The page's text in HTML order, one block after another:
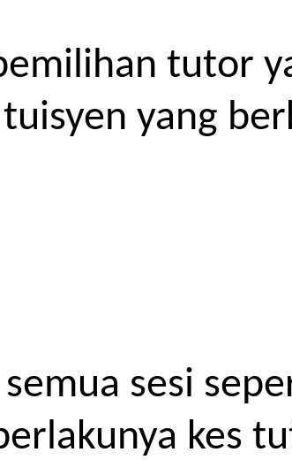
tutor
yang
sesi
kes